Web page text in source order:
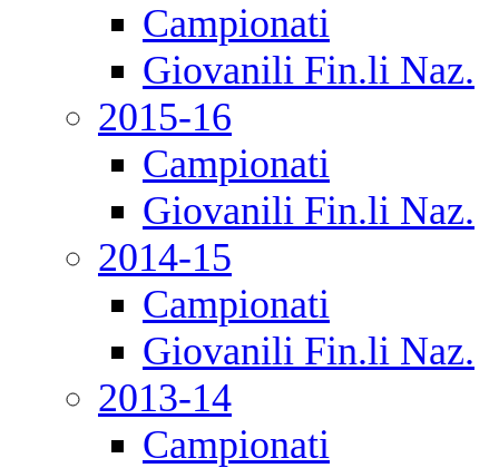
Campionati
Giovanili Fin.li Naz.
2015-16
Campionati
Giovanili Fin.li Naz.
2014-15
Campionati
Giovanili Fin.li Naz.
2013-14
Campionati